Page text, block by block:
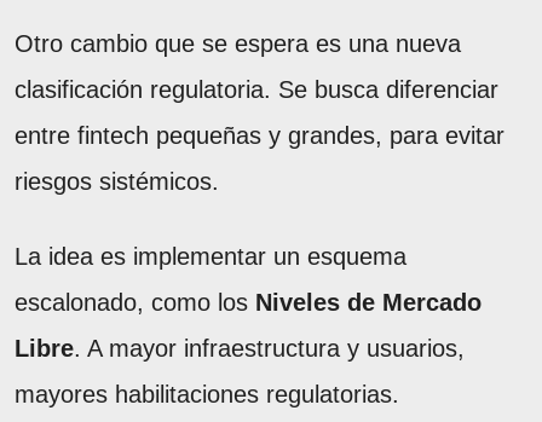
Otro cambio que se espera es una nueva
clasificación regulatoria. Se busca diferenciar
entre fintech pequeñas y grandes, para evitar
riesgos sistémicos.
La idea es implementar un esquema
escalonado, como los Niveles de Mercado
Libre. A mayor infraestructura y usuarios,
mayores habilitaciones regulatorias.